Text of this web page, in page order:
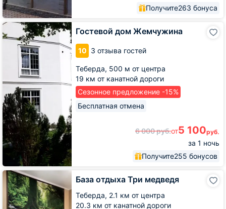
Получите263 бонуса
Гостевой дом Жемчужина
10 3 отзыва гостей
Теберда, 500 м от центра
19 км от канатной дороги
Сезонное предложение -15%
Бесплатная отмена
6 000руб.от5 100руб.
за 1 ночь
Получите255 бонусов
Гостевой
дом
Жемчужина
База отдыха Три медведя
Теберда, 2.1 км от центра
20.3 км от канатной дороги
База
отдыха
Три
медведя